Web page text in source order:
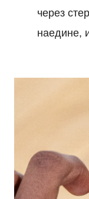
через
наедине,